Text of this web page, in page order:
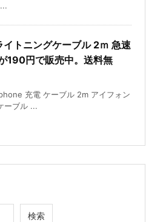
イトニングケーブル 2ｍ 急速
190円で販売中。送料無
充電 ケーブル 2m アイフォン
ーブル ...
検索